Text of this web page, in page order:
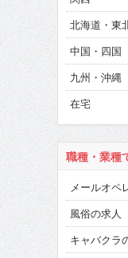
北海道・東
中国・四国
九州・沖縄
在宅
職種・業種
メールオペ
風俗の求人
キャバクラ